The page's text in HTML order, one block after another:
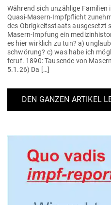
Während sich unzählige
Quasi-Masern-Impf­pflicht
des Obrig­keits­staats aus­ge­setzt
Masern-Impfung ein
es hier wirklich zu tun? a)
schwörung? c) was habe ich
feruf. 1890: Tau­sende von
5.1.26) Da […]
DEN GANZEN ARTIKEL